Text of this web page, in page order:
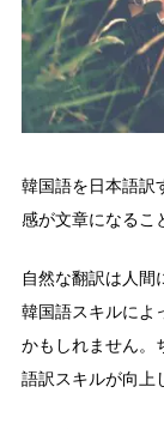
韓国語を日本語訳
感が文章になるこ
自然な翻訳は人間
韓国語スキルによ
かもしれません。
語訳スキルが向上